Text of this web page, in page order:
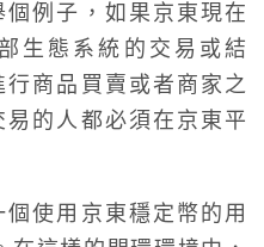
例子，如果京東現在
生態系統的交易或結
商品買賣或者商家之
的人都必須在京東平
使用京東穩定幣的用